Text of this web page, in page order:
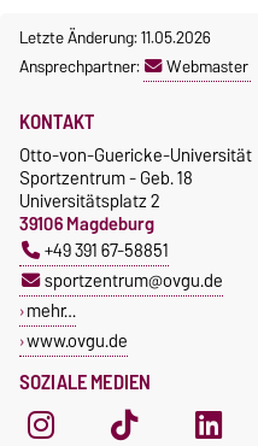
Letzte Änderung: 11.05.2026
Ansprechpartner:
Webmaster
SOZIALE MEDIEN
KONTAKT
Otto-von-Guericke-Universität
Sportzentrum - Geb. 18
Universitätsplatz 2
39106 Magdeburg
+49 391 67-58851
sportzentrum@ovgu.de
mehr…
www.ovgu.de